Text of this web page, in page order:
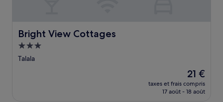
Bright View Cottages
Bright View Cottages
Hébergement
3.0 étoiles
Talala
Le
nouveau
prix
21 €
taxes et frais compris
17 août - 18 août